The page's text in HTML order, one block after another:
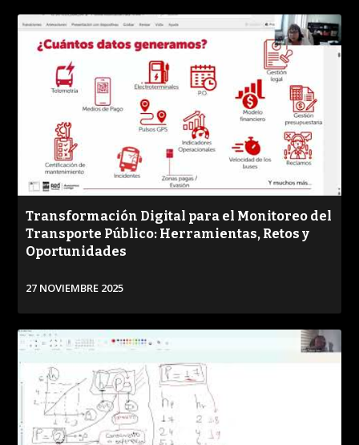
VER
Transformación Digital para el Monitoreo del
Transporte Público: Herramientas, Retos y
Oportunidades
27 NOVIEMBRE 2025
VER